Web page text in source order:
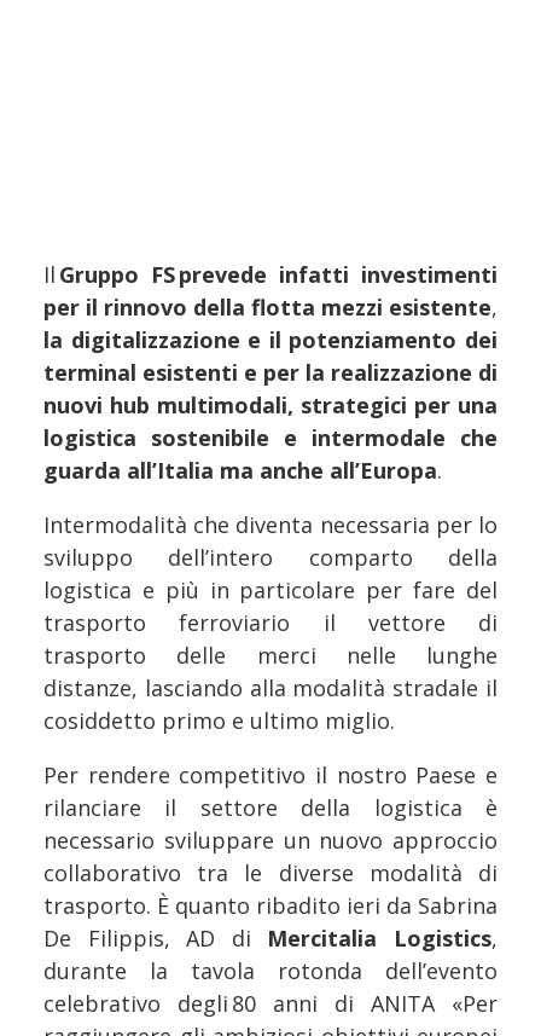
Il Gruppo FS prevede infatti investimenti
per il rinnovo della flotta mezzi esistente,
la digitalizzazione e il potenziamento dei
terminal esistenti e per la realizzazione di
nuovi hub multimodali, strategici per una
logistica sostenibile e intermodale che
guarda all’Italia ma anche all’Europa.
Intermodalità che diventa necessaria per lo
sviluppo dell’intero comparto della
logistica e più in particolare per fare del
trasporto ferroviario il vettore di
trasporto delle merci nelle lunghe
distanze, lasciando alla modalità stradale il
cosiddetto primo e ultimo miglio.
Per rendere competitivo il nostro Paese e
rilanciare il settore della logistica è
necessario sviluppare un nuovo approccio
collaborativo tra le diverse modalità di
trasporto. È quanto ribadito ieri da Sabrina
De Filippis, AD di Mercitalia Logistics,
durante la tavola rotonda dell’evento
celebrativo degli 80 anni di ANITA «Per